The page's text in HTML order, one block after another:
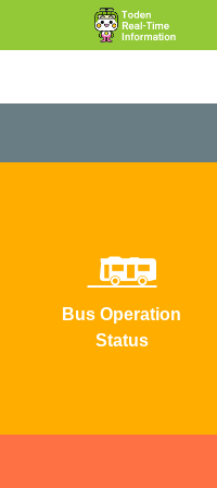
Bus Operation
Status